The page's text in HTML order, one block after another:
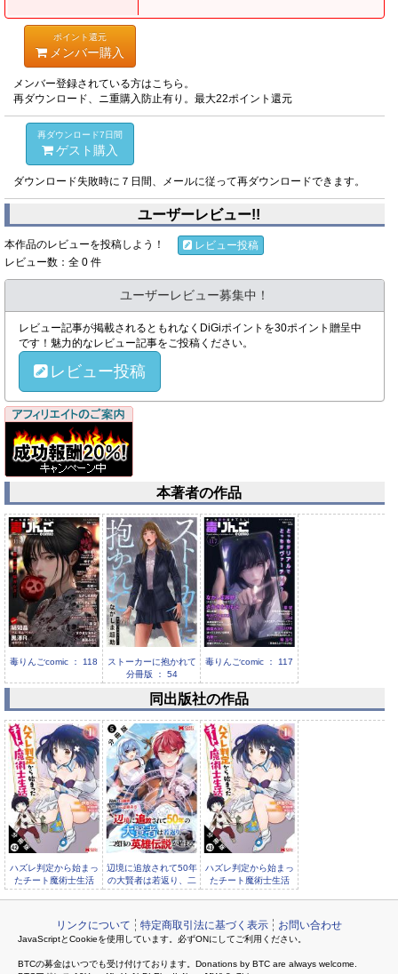
ポイント還元
メンバー購入
メンバー登録されている方はこちら。
再ダウンロード、ニ重購入防止有り。最大22ポイント還元
再ダウンロード7日間
ゲスト購入
ダウンロード失敗時に７日間、メールに従って再ダウンロードできます。
ユーザーレビュー!!
本作品のレビューを投稿しよう！
レビュー投稿
レビュー数：全 0 件
ユーザーレビュー募集中！
レビュー記事が掲載されるともれなくDiGiポイントを30ポイント贈呈中
です！魅力的なレビュー記事をご投稿ください。
レビュー投稿
本著者の作品
毒りんごcomic ： 118
ストーカーに抱かれて
分冊版 ： 54
毒りんごcomic ： 117
ストーカーに抱かれて
分冊版 ： 53
同出版社の作品
ハズレ判定から始まっ
たチート魔術士生活
（コミック） 分冊版
辺境に追放されて50年
の大賢者は若返り、二
度目の英雄伝説が始
ハズレ判定から始まっ
たチート魔術士生活
（コミック） 分冊版
リンクについて 特定商取引法に基づく表示 お問い合わせ
JavaScriptとCookieを使用しています。必ずONにしてご利用ください。
BTCの募金はいつでも受け付けております。Donations by BTC are always welcome.